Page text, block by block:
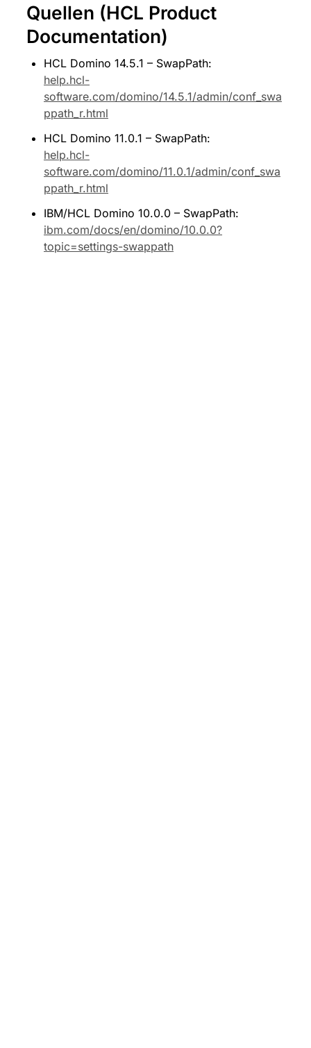
Quellen (HCL Product
Documentation)
HCL Domino 14.5.1 – SwapPath:
help.hcl-
software.com/domino/14.5.1/admin/conf_swa
ppath_r.html
HCL Domino 11.0.1 – SwapPath:
help.hcl-
software.com/domino/11.0.1/admin/conf_swa
ppath_r.html
IBM/HCL Domino 10.0.0 – SwapPath:
ibm.com/docs/en/domino/10.0.0?
topic=settings-swappath